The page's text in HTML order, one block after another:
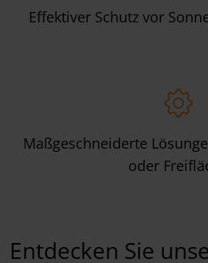
Effektiver Schutz vor
Maßgeschneiderte
oder
Entdecken Sie